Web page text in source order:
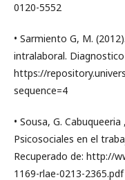
0120-5552
• Sarmiento G, M.
intralaboral.
https://
sequence=4
• Sousa, G.
Psicosociales en el
Recuperado de: http://
1169-rlae-0213-2365.pdf